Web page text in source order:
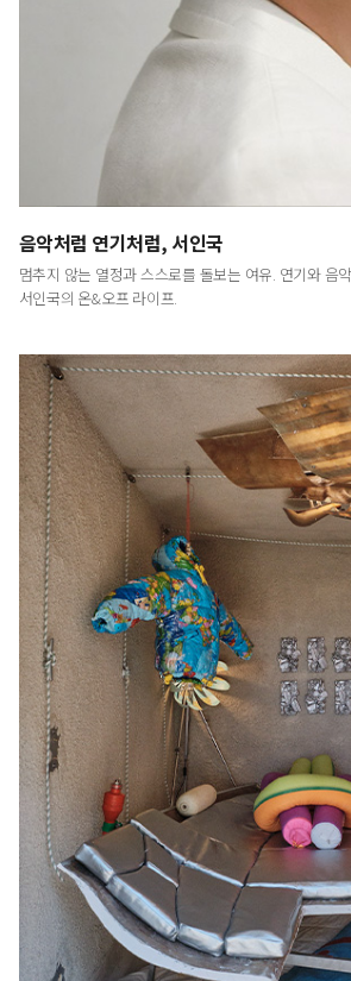
음악처럼 연기처럼, 서인국
멈추지 않는 열정과 스스로를 돌보는 여유. 연기와 음